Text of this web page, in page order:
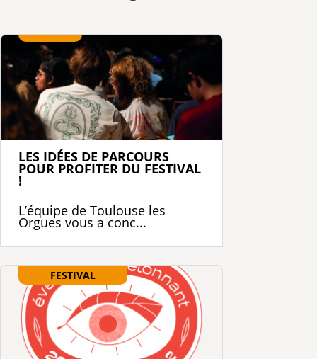
LES IDÉES DE PARCOURS
POUR PROFITER DU FESTIVAL
!
L’équipe de Toulouse les
Orgues vous a conc...
FESTIVAL